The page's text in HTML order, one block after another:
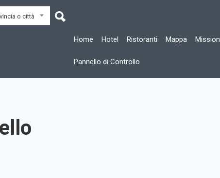
o città
Home Hotel Ristoranti Mappa Mission
Pannello di Controllo